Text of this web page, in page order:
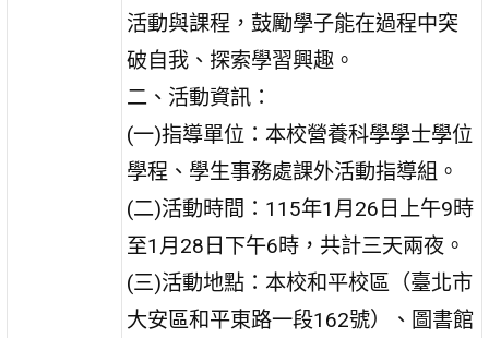
活動與課程，鼓勵學子能在過程中突
破自我、探索學習興趣。
二、活動資訊：
(一)指導單位：本校營養科學學士學位
學程、學生事務處課外活動指導組。
(二)活動時間：115年1月26日上午9時
至1月28日下午6時，共計三天兩夜。
(三)活動地點：本校和平校區（臺北市
大安區和平東路一段162號）、圖書館